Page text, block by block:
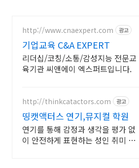
http://www.cnaexpert.com 광고
기업교육 C&A EXPERT
리더십/코칭/소통/감성지능 전문교
육기관 씨앤에이 엑스퍼트입니다.
http://thinkcatactors.com 광고
띵캣액터스 연기,뮤지컬 학원
연기를 통해 감정과 생각을 평가 없
이 안전하게 표현하는 성인 취미 시